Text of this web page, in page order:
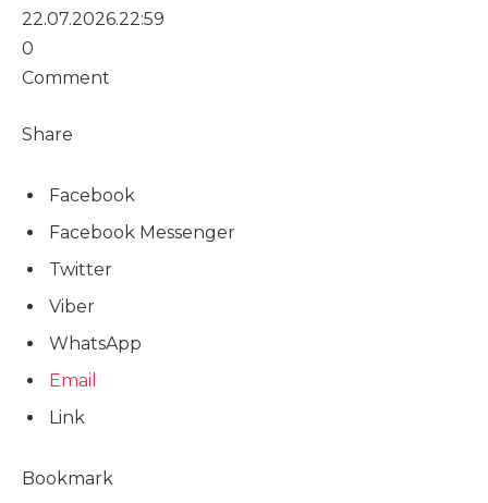
22.07.2026.22:59
0
Comment
Share
Facebook
Facebook Messenger
Twitter
Viber
WhatsApp
Email
Link
Bookmark